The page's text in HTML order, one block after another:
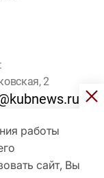
работы
сайт, Вы
2
16 лет